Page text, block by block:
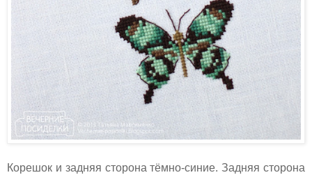
Корешок и задняя сторона тёмно-синие. Задняя сторона